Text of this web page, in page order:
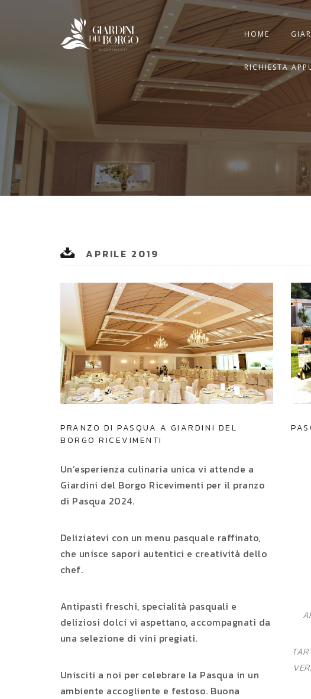
HOME
RICHIESTA
APRILE 2019
PRANZO DI PASQUA A GIARDINI DEL
BORGO RICEVIMENTI
Un’esperienza culinaria unica vi attende a
Giardini del Borgo Ricevimenti per il pranzo
di Pasqua 2024.
Deliziatevi con un menu pasquale raffinato,
che unisce sapori autentici e creatività dello
chef.
Antipasti freschi, specialità pasquali e
deliziosi dolci vi aspettano, accompagnati da
una selezione di vini pregiati.
Unisciti a noi per celebrare la Pasqua in un
ambiente accogliente e festoso. Buona